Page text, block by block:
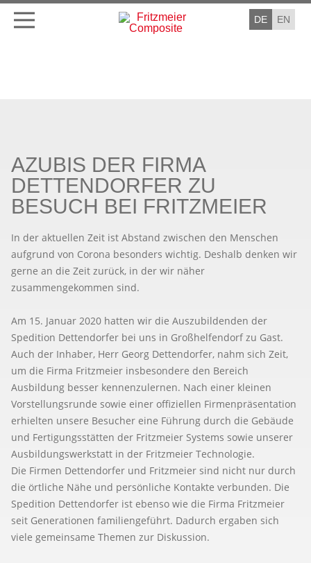
DE EN
AZUBIS DER FIRMA
DETTENDORFER ZU
BESUCH BEI FRITZMEIER
In der aktuellen Zeit ist Abstand zwischen den Menschen
aufgrund von Corona besonders wichtig. Deshalb denken wir
gerne an die Zeit zurück, in der wir näher
zusammengekommen sind.
Am 15. Januar 2020 hatten wir die Auszubildenden der
Spedition Dettendorfer bei uns in Großhelfendorf zu Gast.
Auch der Inhaber, Herr Georg Dettendorfer, nahm sich Zeit,
um die Firma Fritzmeier insbesondere den Bereich
Ausbildung besser kennenzulernen. Nach einer kleinen
Vorstellungsrunde sowie einer offiziellen Firmenpräsentation
erhielten unsere Besucher eine Führung durch die Gebäude
und Fertigungsstätten der Fritzmeier Systems sowie unserer
Ausbildungswerkstatt in der Fritzmeier Technologie.
Die Firmen Dettendorfer und Fritzmeier sind nicht nur durch
die örtliche Nähe und persönliche Kontakte verbunden. Die
Spedition Dettendorfer ist ebenso wie die Firma Fritzmeier
seit Generationen familiengeführt. Dadurch ergaben sich
viele gemeinsame Themen zur Diskussion.